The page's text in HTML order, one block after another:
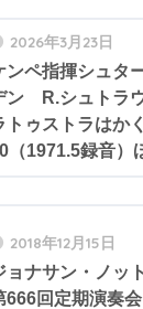
2026年3月23日
ンペ指揮シュタ
ン R.シュトラ
トゥストラはか
（1971.5録音）
2018年12月15日
ョナサン・ノッ
666回定期演奏会